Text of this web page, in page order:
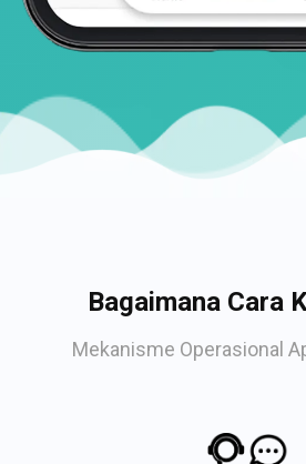
Bagaimana Cara
Mekanisme Operasional